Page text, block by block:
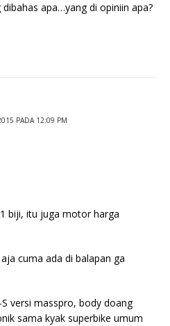
apa…yang di opiniin apa?
PADA 12:09 PM
biji, itu juga motor harga
cuma ada di balapan ga
versi masspro, body doang
sama kyak superbike umum